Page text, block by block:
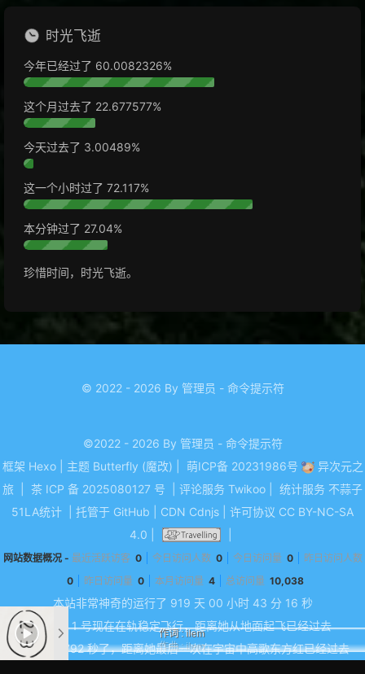
时光飞逝
今年已经过了 60.0082348%
这个月过去了 22.677603%
今天过去了 3.00570%
这一个小时过了 72.137%
本分钟过了 28.21%
珍惜时间，时光飞逝。
© 2022 - 2026 By 管理员 - 命令提示符
©2022 - 2026 By 管理员 - 命令提示符
框架 Hexo 主题 Butterfly (魔改) 萌ICP备 20231986号
异次元之
旅
茶 ICP 备 2025080127 号 评论服务 Twikoo 统计服务 不蒜子
51LA统计
托管于 GitHub CDN Cdnjs 许可协议 CC BY-NC-SA
4.0
网站数据概况 - 最近活跃访客 0 今日访问人数 0 今日访问量 0
昨日访问人数
0
昨日访问量 0 本月访问量 4 总访问量 10,038
本站非常神奇的运行了 919 天 00 小时 43 分 16 秒
东方红 1 号现在在轨稳定飞行，距离她从地面起飞已经过去
1776307792 秒了，距离她最后一次在宇宙中高歌东方红已经过去
作词 : ilem
作曲 : ilem
编曲：ilem